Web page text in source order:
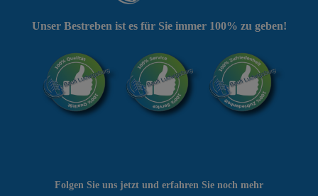
Folgen Sie uns jetzt und erfahren Sie noch mehr
Unser Bestreben ist es für Sie immer 100% zu geben!